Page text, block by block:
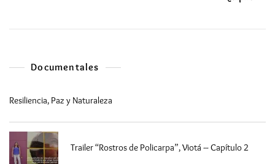
Documentales
Resiliencia, Paz y Naturaleza
Trailer “Rostros de Policarpa”, Viotá – Capítulo 2